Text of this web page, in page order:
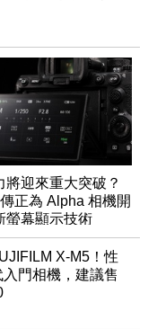
將迎來重大突破？
正為 Alpha 相機開
螢幕顯示技術
X-M5！性
門相機，建議售